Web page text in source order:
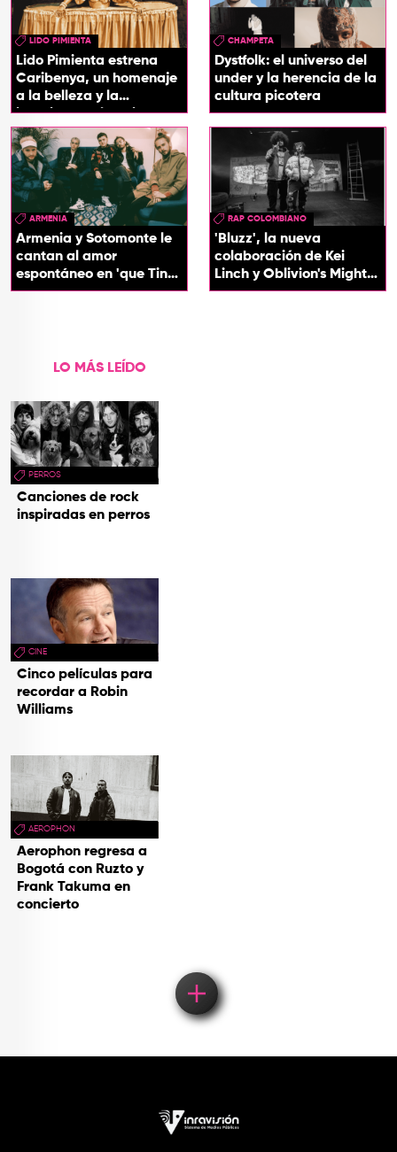
LIDO PIMIENTA
Lido Pimienta estrena
Caribenya, un homenaje
a la belleza y la
identidad del Caribe
CHAMPETA
Dystfolk: el universo del
under y la herencia de la
cultura picotera
ARMENIA
Armenia y Sotomonte le
cantan al amor
espontáneo en 'que Tin
que Tan'
RAP COLOMBIANO
'Bluzz', la nueva
colaboración de Kei
Linch y Oblivion's Mighty
Trash
LO MÁS LEÍDO
PERROS
Canciones de rock
inspiradas en perros
CINE
Cinco películas para
recordar a Robin
Williams
AEROPHON
Aerophon regresa a
Bogotá con Ruzto y
Frank Takuma en
concierto